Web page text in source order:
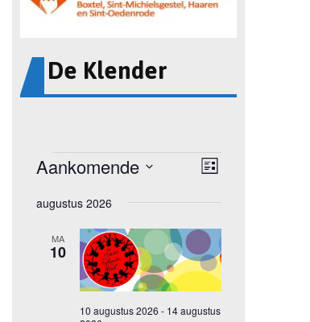
De Klender